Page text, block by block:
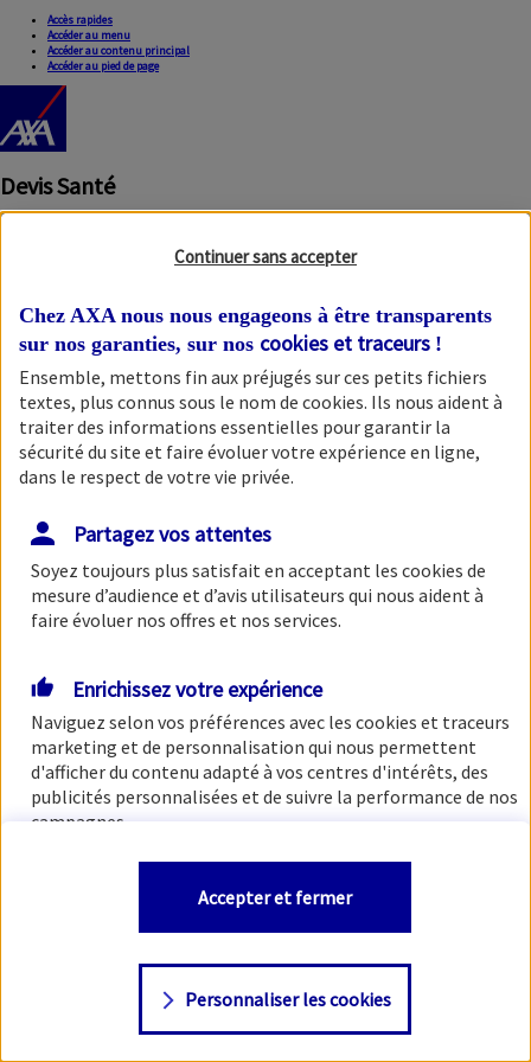
Accès rapides
Accéder au menu
Accéder au contenu principal
Accéder au pied de page
Devis Santé
Fermer la modale
Continuer sans accepter
Chez AXA nous nous engageons à être transparents
sur nos garanties, sur nos cookies et traceurs !
Ensemble, mettons fin aux préjugés sur ces petits fichiers
textes, plus connus sous le nom de cookies. Ils nous aident à
traiter des informations essentielles pour garantir la
sécurité du site et faire évoluer votre expérience en ligne,
dans le respect de votre vie privée.
Partagez vos attentes
Soyez toujours plus satisfait en acceptant les cookies de
mesure d’audience et d’avis utilisateurs qui nous aident à
faire évoluer nos offres et nos services.
Enrichissez votre expérience
Naviguez selon vos préférences avec les cookies et traceurs
marketing et de personnalisation qui nous permettent
d'afficher du contenu adapté à vos centres d'intérêts, des
publicités personnalisées et de suivre la performance de nos
campagnes.
Vous êtes libre de les accepter, de les refuser comme de
changer d'avis à tout moment en allant sur
Consulter notre politique decookies
Personnaliser les cookies
Accepter et fermer